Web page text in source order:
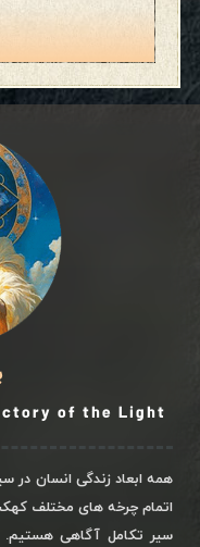
of the Light
همه ابعاد زندگی انسان در
اتمام چرخه های مختلف
سیر تکامل آگاهی هستیم.